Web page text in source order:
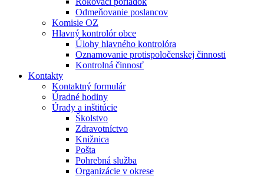
Odmeňovanie poslancov
Komisie OZ
Hlavný kontrolór obce
Úlohy hlavného kontrolóra
Oznamovanie protispoločenskej činnosti
Kontrolná činnosť
Kontakty
Kontaktný formulár
Úradné hodiny
Úrady a inštitúcie
Školstvo
Zdravotníctvo
Knižnica
Pošta
Pohrebná služba
Organizácie v okrese